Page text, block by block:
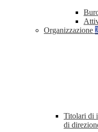
Organizzazione 2
Titolari di
di